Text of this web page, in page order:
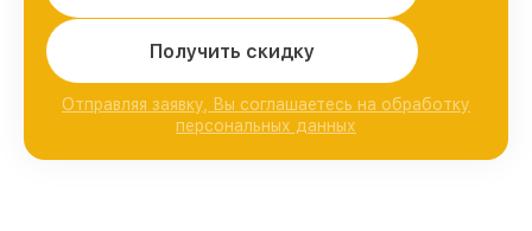
Получить скидку
Отправляя заявку, Вы соглашаетесь на обработку
персональных данных